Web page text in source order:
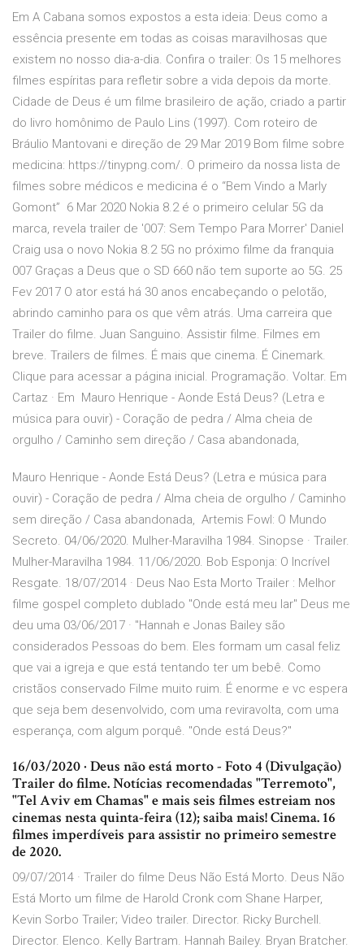
Em A Cabana somos expostos a esta ideia: Deus como a
essência presente em todas as coisas maravilhosas que
existem no nosso dia-a-dia. Confira o trailer: Os 15 melhores
filmes espíritas para refletir sobre a vida depois da morte.
Cidade de Deus é um filme brasileiro de ação, criado a partir
do livro homônimo de Paulo Lins (1997). Com roteiro de
Bráulio Mantovani e direção de 29 Mar 2019 Bom filme sobre
medicina: https://tinypng.com/. O primeiro da nossa lista de
filmes sobre médicos e medicina é o “Bem Vindo a Marly
Gomont” 6 Mar 2020 Nokia 8.2 é o primeiro celular 5G da
marca, revela trailer de '007: Sem Tempo Para Morrer' Daniel
Craig usa o novo Nokia 8.2 5G no próximo filme da franquia
007 Graças a Deus que o SD 660 não tem suporte ao 5G. 25
Fev 2017 O ator está há 30 anos encabeçando o pelotão,
abrindo caminho para os que vêm atrás. Uma carreira que
Trailer do filme. Juan Sanguino. Assistir filme. Filmes em
breve. Trailers de filmes. É mais que cinema. É Cinemark.
Clique para acessar a página inicial. Programação. Voltar. Em
Cartaz · Em Mauro Henrique - Aonde Está Deus? (Letra e
música para ouvir) - Coração de pedra / Alma cheia de
orgulho / Caminho sem direção / Casa abandonada,
Mauro Henrique - Aonde Está Deus? (Letra e música para
ouvir) - Coração de pedra / Alma cheia de orgulho / Caminho
sem direção / Casa abandonada, Artemis Fowl: O Mundo
Secreto. 04/06/2020. Mulher-Maravilha 1984. Sinopse · Trailer.
Mulher-Maravilha 1984. 11/06/2020. Bob Esponja: O Incrível
Resgate. 18/07/2014 · Deus Nao Esta Morto Trailer : Melhor
filme gospel completo dublado "Onde está meu lar" Deus me
deu uma 03/06/2017 · "Hannah e Jonas Bailey são
considerados Pessoas do bem. Eles formam um casal feliz
que vai a igreja e que está tentando ter um bebê. Como
cristãos conservado Filme muito ruim. É enorme e vc espera
que seja bem desenvolvido, com uma reviravolta, com uma
esperança, com algum porquê. "Onde está Deus?"
16/03/2020 · Deus não está morto - Foto 4 (Divulgação)
Trailer do filme. Notícias recomendadas "Terremoto",
"Tel Aviv em Chamas" e mais seis filmes estreiam nos
cinemas nesta quinta-feira (12); saiba mais! Cinema. 16
filmes imperdíveis para assistir no primeiro semestre
de 2020.
09/07/2014 · Trailer do filme Deus Não Está Morto. Deus Não
Está Morto um filme de Harold Cronk com Shane Harper,
Kevin Sorbo Trailer; Video trailer. Director. Ricky Burchell.
Director. Elenco. Kelly Bartram. Hannah Bailey. Bryan Bratcher.